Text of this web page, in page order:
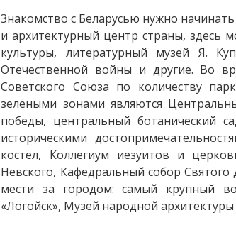
Знакомство с Беларусью нужно
и архитектурный центр страны, здесь
культуры, литературный музей Я.
Отечественной войны и другие. Во
Советского Союза по количеству
зелёными зонами являются
победы, центральный ботанический
историческими
костел, Коллегиум иезуитов и
Невского, Кафедральный собор
мести за городом: самый крупный
«Логойск», Музей народной